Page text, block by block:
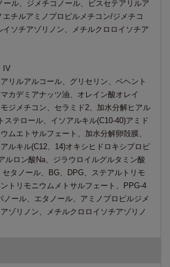
ール、ジメチコノール、ビスセテアリルア
チルアミノプロピルメチコン/ジメチコ
イソチアゾリノン、メチルクロロイソチア
IV
リルアルコール、グリセリン、ベヘント
カデミアナッツ油、オレイン酸オレイ
ジメチコン、セラミド2、加水分解ヒアル
ステロール、イソアルキル(C10-40)アミド
ムエトサルフェート、加水分解卵殻膜、
ルキル(C12、14)オキシヒドロキシプロピ
ルロン酸Na、ジラウロイルグルタミン酸
セタノール、BG、DPG、ステアルトリモ
トリモニウムメトサルフェート、PPG-4
ノール、エタノール、アミノプロピルジメ
ゾリノン、メチルクロロイソチアゾリノ